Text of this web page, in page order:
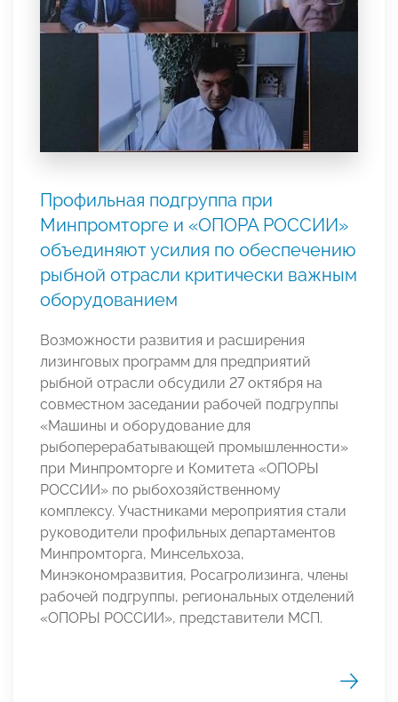
Профильная подгруппа при
Минпромторге и «ОПОРА РОССИИ»
объединяют усилия по обеспечению
рыбной отрасли критически важным
оборудованием
Возможности развития и расширения
лизинговых программ для предприятий
рыбной отрасли обсудили 27 октября на
совместном заседании рабочей подгруппы
«Машины и оборудование для
рыбоперерабатывающей промышленности»
при Минпромторге и Комитета «ОПОРЫ
РОССИИ» по рыбохозяйственному
комплексу. Участниками мероприятия стали
руководители профильных департаментов
Минпромторга, Минсельхоза,
Минэкономразвития, Росагролизинга, члены
рабочей подгруппы, региональных отделений
«ОПОРЫ РОССИИ», представители МСП.